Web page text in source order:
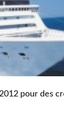
pour des